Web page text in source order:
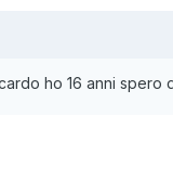
ho 16 anni